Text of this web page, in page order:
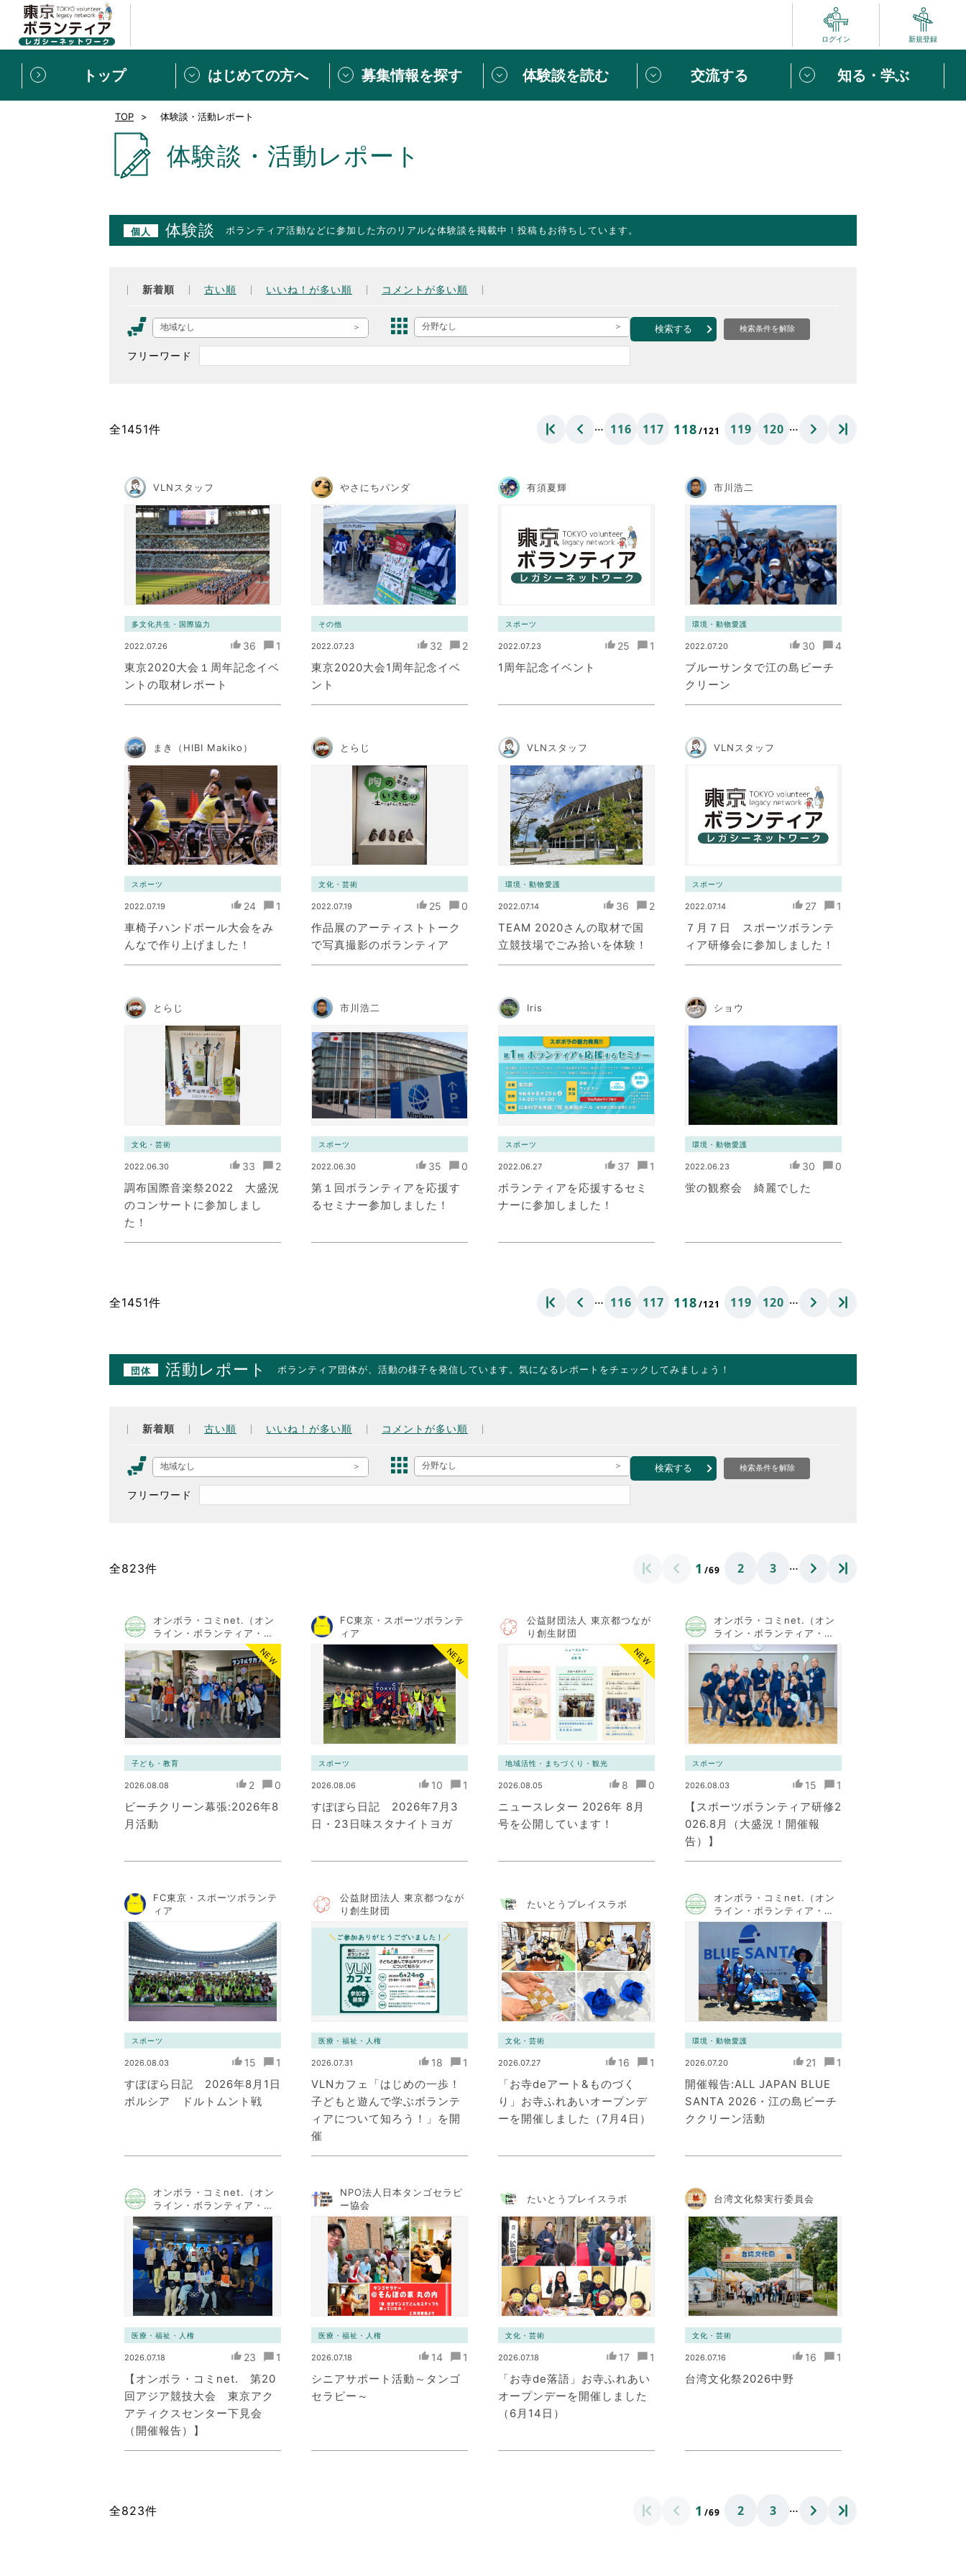
ログイン 新規登録
トップ はじめての方へ
新規登録 ボランティアをしたい方は「個人ユーザー登録」
東京ボランティアレガシーネットワークとは ボランティアはじめての方へ
ボランティア みんなのVOICE
募集情報を探す
募集情報
体験談を読む
[個人] 体験談
交流する
ボランティアの広場
知る・学ぶ
新着記事一覧
スペシャルインタビュー
ボランティアはじめの一歩
東京2020大会の軌跡 ボランティア関連ニュース（外部記事）
TOP 体験談・活動レポート
体験談・活動レポート
個人 体験談 ボランティア活動などに参加した方のリアルな体験談を掲載中！投稿もお待ちしています。
新着順 古い順 いいね！が多い順 コメントが多い順
地域なし 分野なし
フリーワード
検索する 検索条件を解除
全1451件 … 116 117 118/121 119 120 …
VLNスタッフ
多文化共生・国際協力
2022.07.26 36 1
東京2020大会１周年記念イベ
ントの取材レポート
やさにちパンダ
その他
2022.07.23 32 2
東京2020大会1周年記念イベ
ント
有須夏輝
スポーツ
2022.07.23 25 1
1周年記念イベント
市川浩二
環境・動物愛護
2022.07.20 30 4
ブルーサンタで江の島ビーチ
クリーン
まき（HIBI Makiko）
スポーツ
2022.07.19 24 1
車椅子ハンドボール大会をみ
んなで作り上げました！
とらじ
文化・芸術
2022.07.19 25 0
作品展のアーティストトーク
で写真撮影のボランティア
VLNスタッフ
環境・動物愛護
2022.07.14 36 2
TEAM 2020さんの取材で国
立競技場でごみ拾いを体験！
VLNスタッフ
スポーツ
2022.07.14 27 1
７月７日 スポーツボランテ
ィア研修会に参加しました！
とらじ
文化・芸術
2022.06.30 33 2
調布国際音楽祭2022 大盛況
のコンサートに参加しまし
た！
市川浩二
スポーツ
2022.06.30 35 0
第１回ボランティアを応援す
るセミナー参加しました！
Iris
スポーツ
2022.06.27 37 1
ボランティアを応援するセミ
ナーに参加しました！
ショウ
環境・動物愛護
2022.06.23 30 0
蛍の観察会 綺麗でした
全1451件 … 116 117 118/121 119 120 …
団体 活動レポート ボランティア団体が、活動の様子を発信しています。気になるレポートをチェックしてみましょう！
新着順 古い順 いいね！が多い順 コメントが多い順
地域なし 分野なし
フリーワード
検索する 検索条件を解除
全823件 1 /69 2 3 …
オンボラ・コミnet.（オン
ライン・ボランティア・コ
ミュニケーション・ネット
ワーク）
NEW
子ども・教育
2026.08.08 2 0
ビーチクリーン幕張:2026年8
月活動
FC東京・スポーツボランテ
ィア
NEW
スポーツ
2026.08.06 10 1
すぽぼら日記 2026年7月3
日・23日味スタナイトヨガ
公益財団法人 東京都つなが
り創生財団
NEW
地域活性・まちづくり・観光
2026.08.05 8 0
ニュースレター 2026年 8月
号を公開しています！
オンボラ・コミnet.（オン
ライン・ボランティア・コ
ミュニケーション・ネット
ワーク）
スポーツ
2026.08.03 15 1
【スポーツボランティア研修2
026.8月（大盛況！開催報
告）】
FC東京・スポーツボランテ
ィア
スポーツ
2026.08.03 15 1
すぽぼら日記 2026年8月1日
ボルシア ドルトムント戦
公益財団法人 東京都つなが
り創生財団
医療・福祉・人権
2026.07.31 18 1
VLNカフェ「はじめの一歩！
子どもと遊んで学ぶボランテ
ィアについて知ろう！」を開
催
たいとうプレイスラボ
文化・芸術
2026.07.27 16 1
「お寺deアート&ものづく
り」お寺ふれあいオープンデ
ーを開催しました（7月4日）
オンボラ・コミnet.（オン
ライン・ボランティア・コ
ミュニケーション・ネット
ワーク）
環境・動物愛護
2026.07.20 21 1
開催報告:ALL JAPAN BLUE
SANTA 2026・江の島ビーチ
ククリーン活動
オンボラ・コミnet.（オン
ライン・ボランティア・コ
ミュニケーション・ネット
ワーク）
医療・福祉・人権
2026.07.18 23 1
【オンボラ・コミnet. 第20
回アジア競技大会 東京アク
アティクスセンター下見会
（開催報告）】
NPO法人日本タンゴセラピ
ー協会
医療・福祉・人権
2026.07.18 14 1
シニアサポート活動～タンゴ
セラピー～
たいとうプレイスラボ
文化・芸術
2026.07.18 17 1
「お寺de落語」お寺ふれあい
オープンデーを開催しました
（6月14日）
台湾文化祭実行委員会
文化・芸術
2026.07.16 16 1
台湾文化祭2026中野
全823件 1 /69 2 3 …